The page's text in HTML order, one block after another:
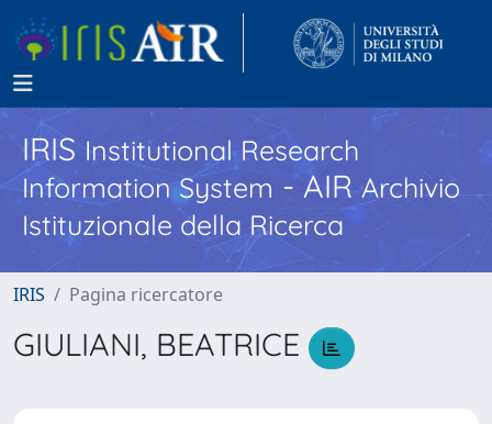
IRISInstitutional Research
Information System - AIR Archivio
Istituzionale della Ricerca
IRIS Pagina ricercatore
GIULIANI, BEATRICE